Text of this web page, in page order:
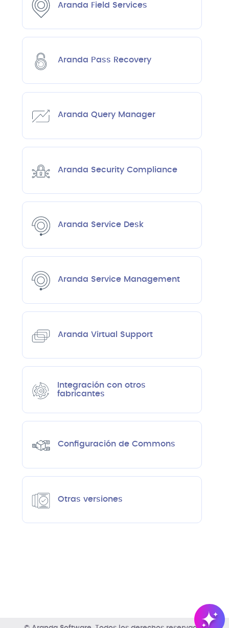
Aranda Field Services
Aranda Pass Recovery
Aranda Query Manager
Aranda Security Compliance
Aranda Service Desk
Aranda Service Management
Aranda Virtual Support
Integración con otros
fabricantes
Configuración de Commons
Otras versiones